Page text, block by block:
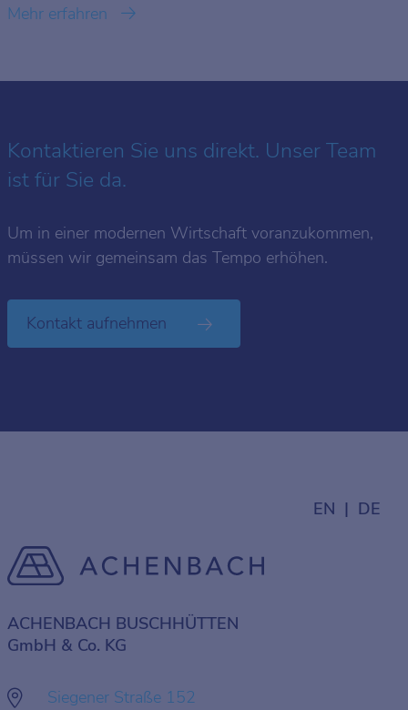
Mehr erfahren
Kontaktieren Sie uns direkt. Unser Team
ist für Sie da.
Um in einer modernen Wirtschaft voranzukommen,
müssen wir gemeinsam das Tempo erhöhen.
Kontakt aufnehmen
EN DE
ACHENBACH BUSCHHÜTTEN
GmbH & Co. KG
Siegener Straße 152